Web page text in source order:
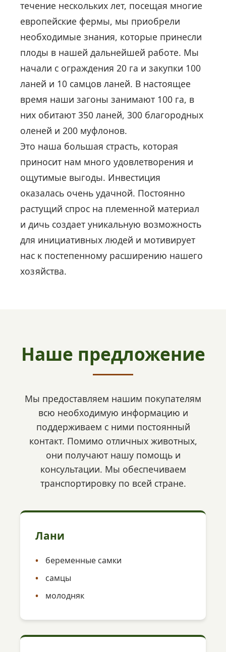
течение нескольких лет, посещая многие
европейские фермы, мы приобрели
необходимые знания, которые принесли
плоды в нашей дальнейшей работе. Мы
начали с ограждения 20 га и закупки 100
ланей и 10 самцов ланей. В настоящее
время наши загоны занимают 100 га, в
них обитают 350 ланей, 300 благородных
оленей и 200 муфлонов.
Это наша большая страсть, которая
приносит нам много удовлетворения и
ощутимые выгоды. Инвестиция
оказалась очень удачной. Постоянно
растущий спрос на племенной материал
и дичь создает уникальную возможность
для инициативных людей и мотивирует
нас к постепенному расширению нашего
хозяйства.
Наше предложение
Мы предоставляем нашим покупателям
всю необходимую информацию и
поддерживаем с ними постоянный
контакт. Помимо отличных животных,
они получают нашу помощь и
консультации. Мы обеспечиваем
транспортировку по всей стране.
Лани
беременные самки
самцы
молодняк